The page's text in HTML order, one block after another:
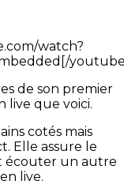
watch?
de son premier
live que voici.
cotés mais
Elle assure le
écouter un autre
live.